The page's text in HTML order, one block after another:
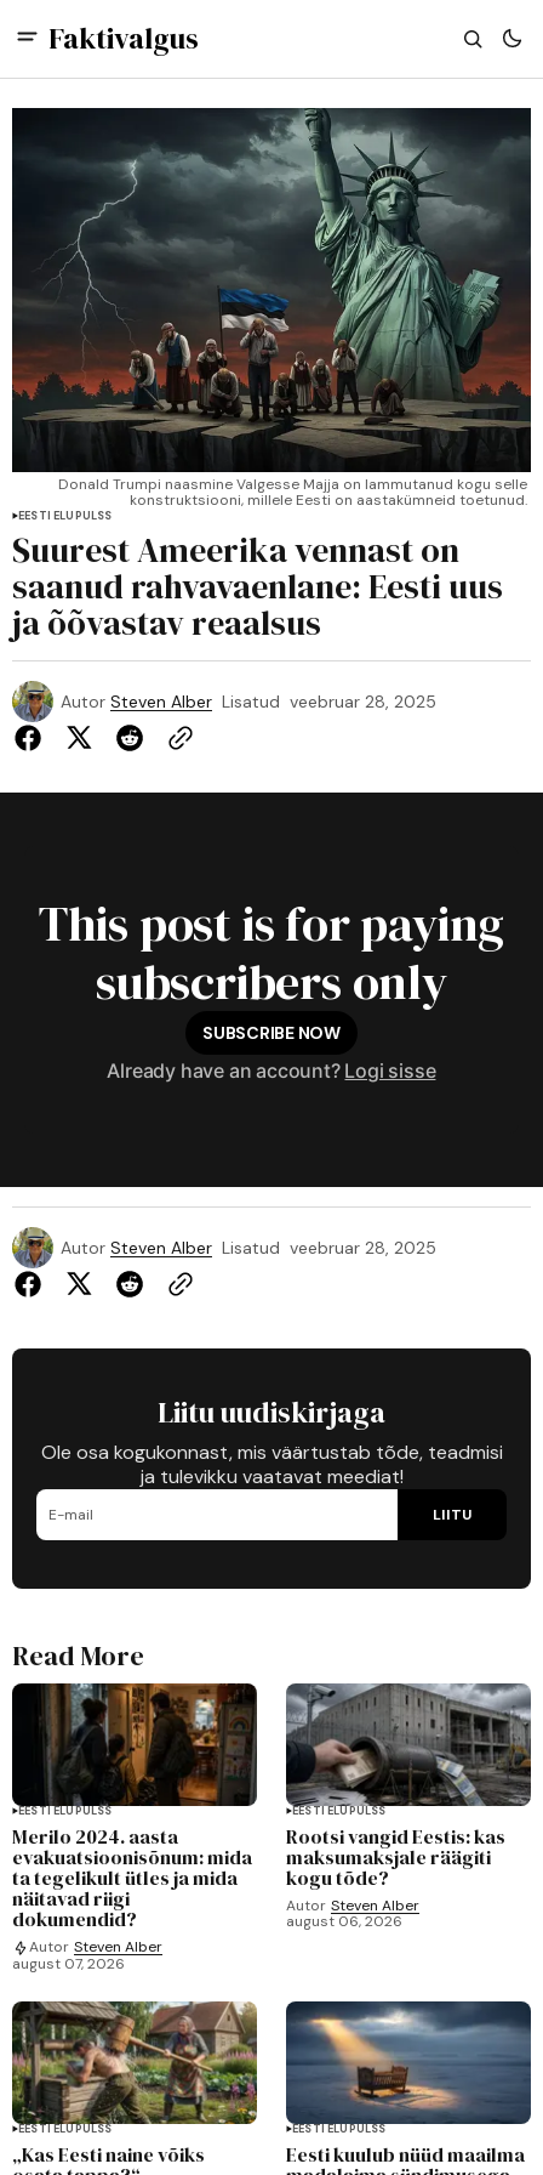
Faktivalgus
Donald Trumpi naasmine Valgesse Majja on lammutanud kogu selle
konstruktsiooni, millele Eesti on aastakümneid toetunud.
EESTI ELUPULSS
Suurest Ameerika vennast on
saanud rahvavaenlane: Eesti uus
ja õõvastav reaalsus
Autor Steven Alber Lisatud veebruar 28, 2025
This post is for paying
subscribers only
SUBSCRIBE NOW
Already have an account? Logi sisse
Autor Steven Alber Lisatud veebruar 28, 2025
Liitu uudiskirjaga
Ole osa kogukonnast, mis väärtustab tõde, teadmisi
ja tulevikku vaatavat meediat!
LIITU
Read More
EESTI ELUPULSS
Merilo 2024. aasta
evakuatsioonisõnum: mida
ta tegelikult ütles ja mida
näitavad riigi
dokumendid?
Autor Steven Alber
august 07, 2026
EESTI ELUPULSS
Rootsi vangid Eestis: kas
maksumaksjale räägiti
kogu tõde?
Autor Steven Alber
august 06, 2026
EESTI ELUPULSS
„Kas Eesti naine võiks
EESTI ELUPULSS
Eesti kuulub nüüd maailma